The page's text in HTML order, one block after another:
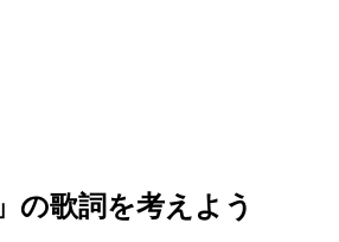
の歌詞を考えよう